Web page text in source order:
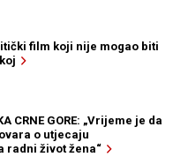
film koji nije mogao biti
CRNE GORE: „Vrijeme je da
o utjecaju
radni život žena“